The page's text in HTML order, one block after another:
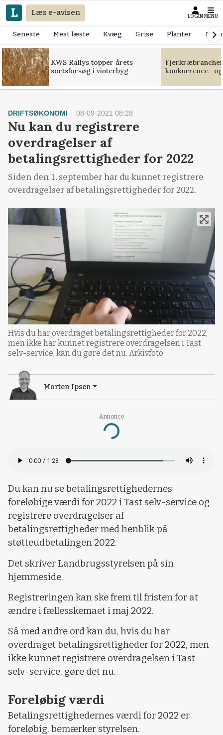
Læs e-avisen LOGIN MENU
Seneste Mest læste Kvæg Grise Planter
KWS Rallys topper årets
sortsforsøg i vinterbyg
konkurrence-
Annonce
Loading...
DRIFTSØKONOMI 08-09-2021 08:28
Nu kan du registrere
overdragelser af
betalingsrettigheder for 2022
Siden den 1. september har du kunnet registrere
overdragelser af betalingsrettigheder for 2022.
Hvis du har overdraget betalingsrettigheder for 2022,
men ikke har kunnet registrere overdragelsen i Tast
selv-service, kan du gøre det nu. Arkivfoto
Morten Ipsen
Du kan nu se betalingsrettighedernes
foreløbige værdi for 2022 i Tast selv-service og
registrere overdragelser af
betalingsrettigheder med henblik på
støtteudbetalingen 2022.
Det skriver Landbrugsstyrelsen på sin
hjemmeside.
Registreringen kan ske frem til fristen for at
ændre i fællesskemaet i maj 2022.
Så med andre ord kan du, hvis du har
overdraget betalingsrettigheder for 2022, men
ikke kunnet registrere overdragelsen i Tast
selv-service, gøre det nu.
Foreløbig værdi
Betalingsrettighedernes værdi for 2022 er
foreløbig, bemærker styrelsen.